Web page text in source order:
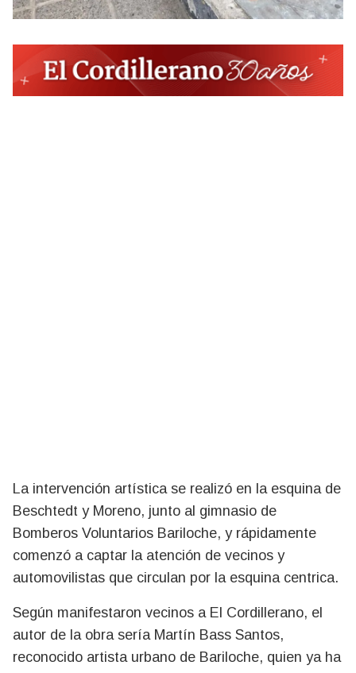
La intervención artística se realizó en la esquina de
Beschtedt y Moreno, junto al gimnasio de
Bomberos Voluntarios Bariloche, y rápidamente
comenzó a captar la atención de vecinos y
automovilistas que circulan por la esquina centrica.
Según manifestaron vecinos a El Cordillerano, el
autor de la obra sería Martín Bass Santos,
reconocido artista urbano de Bariloche, quien ya ha